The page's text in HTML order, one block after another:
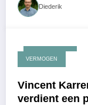
Diederik
april 14, 2026
VERMOGEN
Vincent
verdient een